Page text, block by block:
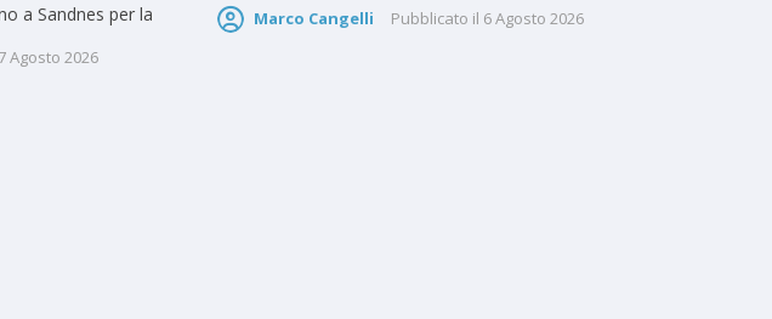
a Sandnes per la
7 Agosto 2026
Marco Cangelli Pubblicato il 6 Agosto 2026